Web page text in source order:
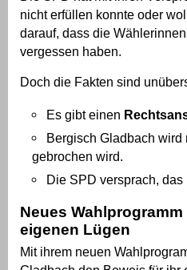
nicht erfüllen konnte oder
darauf, dass die
vergessen haben.
Doch die Fakten sind
Es gibt einen
Bergisch Gladbach
gebrochen wird.
Die SPD versprach,
Neues
eigenen Lügen
Mit ihrem neuen